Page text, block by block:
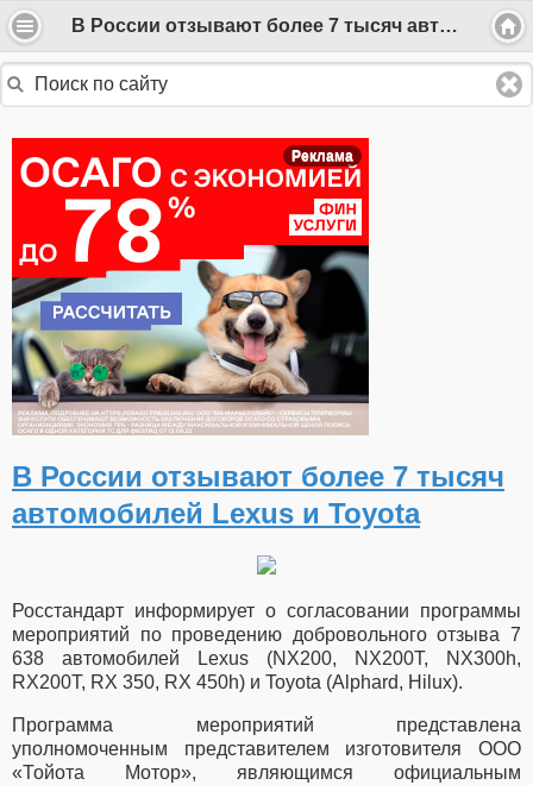
В России отзывают более 7 тысяч автомобилей Lexus и Toyota
Реклама
В России отзывают более 7 тысяч
автомобилей Lexus и Toyota
Росстандарт информирует о согласовании программы
мероприятий по проведению добровольного отзыва 7
638 автомобилей Lexus (NX200, NX200T, NX300h,
RX200T, RX 350, RX 450h) и Toyota (Alphard, Hilux).
Программа мероприятий представлена
уполномоченным представителем изготовителя ООО
«Тойота Мотор», являющимся официальным